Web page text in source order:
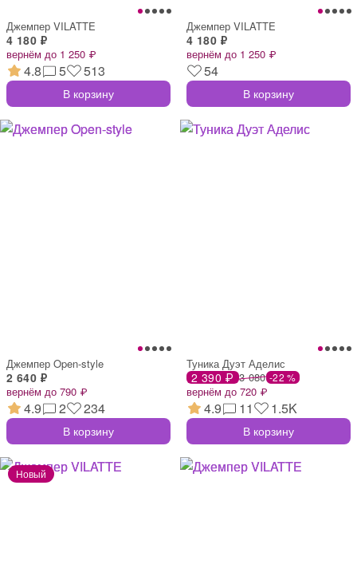
Джемпер VILATTE
4 180 ₽
вернём до 1 250 ₽
4.8 5 513
В корзину
Джемпер VILATTE
4 180 ₽
вернём до 1 250 ₽
54
В корзину
Джемпер Open-style
2 640 ₽
вернём до 790 ₽
4.9 2 234
В корзину
Туника Дуэт Аделис
2 390 ₽ 3 080 -22 %
вернём до 720 ₽
4.9 11 1.5K
В корзину